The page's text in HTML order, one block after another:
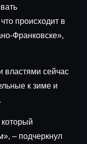
происходит в
Франковске»,
властями сейчас
к зиме и
– подчеркнул